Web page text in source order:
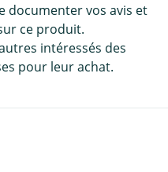
documenter vos avis et
ce produit.
intéressés des
pour leur achat.